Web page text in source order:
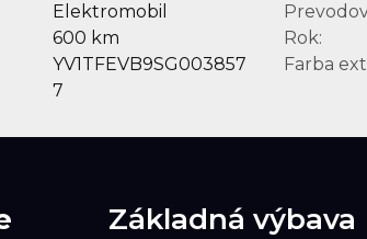
Elektromobil
600 km Rok:
YV1TFEVB9SG003857 Farba
7
Základná výbava